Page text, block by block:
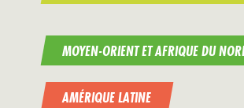
MOYEN-ORIENT ET AFRIQUE DU
AMÉRIQUE LATINE